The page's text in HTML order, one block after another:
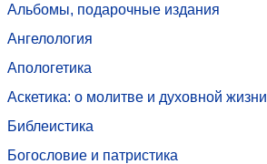
Альбомы, подарочные издания
Ангелология
Апологетика
Аскетика: о молитве и духовной жизни
Библеистика
Богословие и патристика